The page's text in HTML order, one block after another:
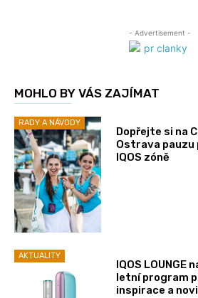
- Advertisement -
MOHLO BY VÁS ZAJÍMAT
RADY A NÁVODY
Dopřejte si na
Ostrava pauzu
IQOS zóně
AKTUALITY
IQOS LOUNGE
letní program
inspirace a